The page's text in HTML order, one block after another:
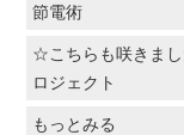
節電術
☆こちらも咲きま
ロジェクト
もっとみる